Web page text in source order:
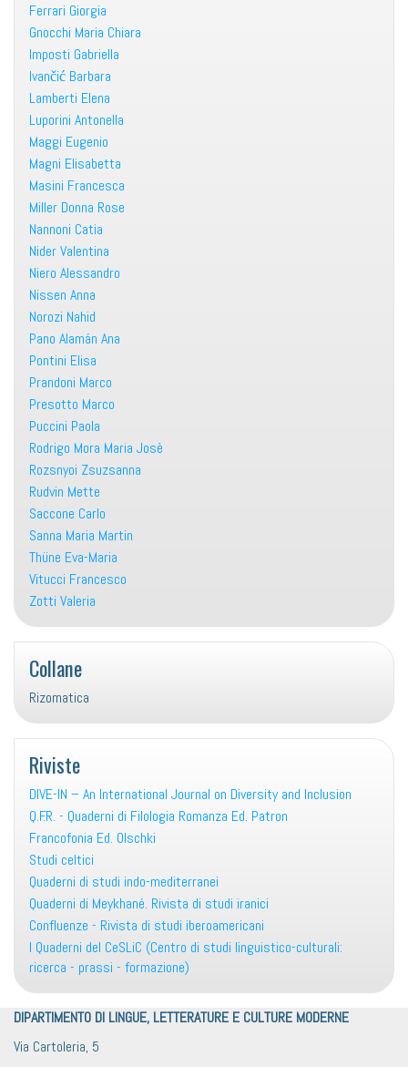
Ferrari Giorgia
Gnocchi Maria Chiara
Imposti Gabriella
Ivančić Barbara
Lamberti Elena
Luporini Antonella
Maggi Eugenio
Magni Elisabetta
Masini Francesca
Miller Donna Rose
Nannoni Catia
Nider Valentina
Niero Alessandro
Nissen Anna
Norozi Nahid
Pano Alamán Ana
Pontini Elisa
Prandoni Marco
Presotto Marco
Puccini Paola
Rodrigo Mora Maria Josè
Rozsnyoi Zsuzsanna
Rudvin Mette
Saccone Carlo
Sanna Maria Martin
Thüne Eva-Maria
Vitucci Francesco
Zotti Valeria
Collane
Rizomatica
Riviste
DIVE-IN – An International Journal on Diversity and Inclusion
Q.F.R. - Quaderni di Filologia Romanza Ed. Patron
Francofonia Ed. Olschki
Studi celtici
Quaderni di studi indo-mediterranei
Quaderni di Meykhané. Rivista di studi iranici
Confluenze - Rivista di studi iberoamericani
I Quaderni del CeSLiC (Centro di studi linguistico-culturali:
ricerca - prassi - formazione)
DIPARTIMENTO DI LINGUE, LETTERATURE E CULTURE MODERNE
Via Cartoleria, 5